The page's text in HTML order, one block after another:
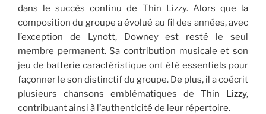
dans le succès continu de Thin Lizzy. Alors que la
composition du groupe a évolué au fil des années, avec
l’exception de Lynott, Downey est resté le seul
membre permanent. Sa contribution musicale et son
jeu de batterie caractéristique ont été essentiels pour
façonner le son distinctif du groupe. De plus, il a coécrit
plusieurs chansons emblématiques de Thin Lizzy,
contribuant ainsi à l’authenticité de leur répertoire.